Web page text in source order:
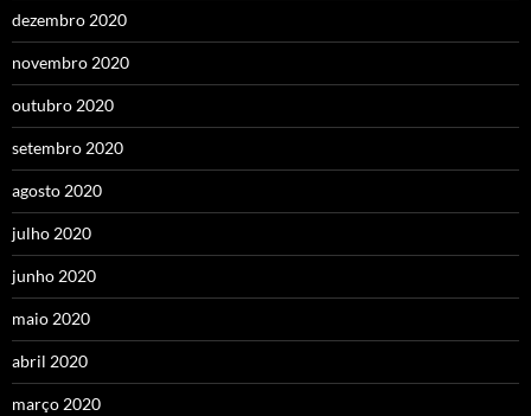
dezembro 2020
novembro 2020
outubro 2020
setembro 2020
agosto 2020
julho 2020
junho 2020
maio 2020
abril 2020
março 2020